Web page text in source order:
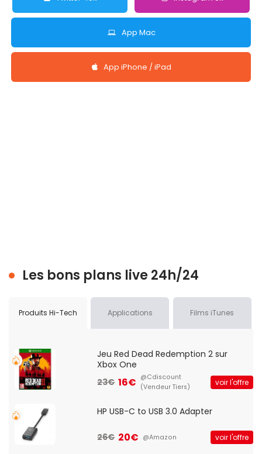
App Mac
App iPhone / iPad
Les bons plans live 24h/24
Produits Hi-Tech Applications Films iTunes
Jeu Red Dead Redemption 2 sur
Xbox One
23€ 16€ @Cdiscount
(Vendeur Tiers)
voir l'offre
HP USB-C to USB 3.0 Adapter
26€ 20€ @Amazon voir l'offre